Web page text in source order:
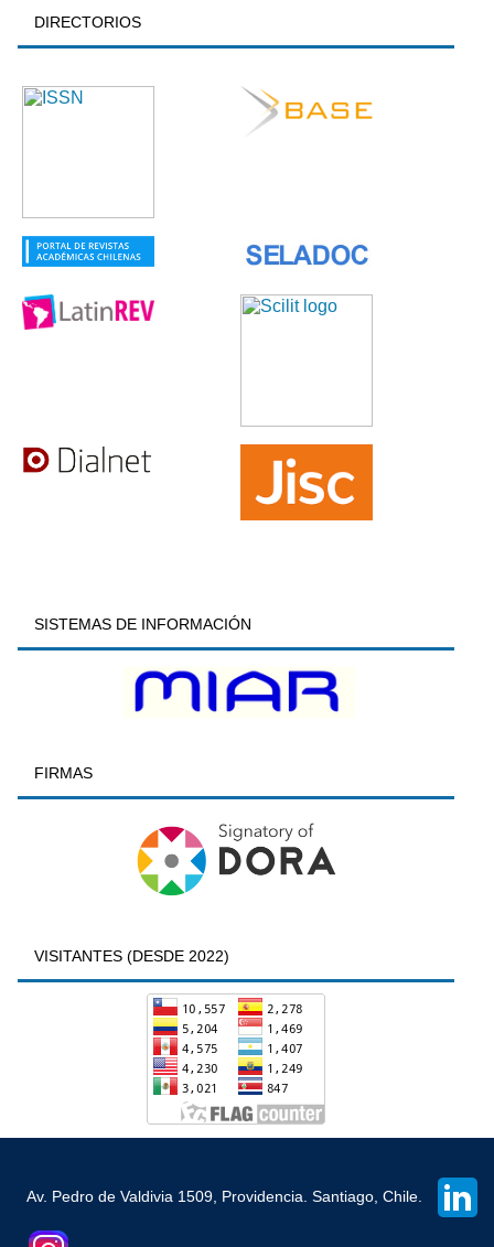
DIRECTORIOS
SISTEMAS DE INFORMACIÓN
FIRMAS
VISITANTES (DESDE 2022)
Av. Pedro de Valdivia 1509, Providencia. Santiago, Chile.